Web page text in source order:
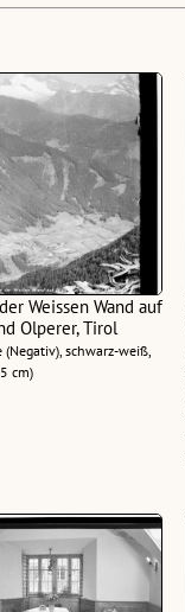
Weissen Wand auf
Olperer, Tirol
(Negativ), schwarz-weiß,
cm)